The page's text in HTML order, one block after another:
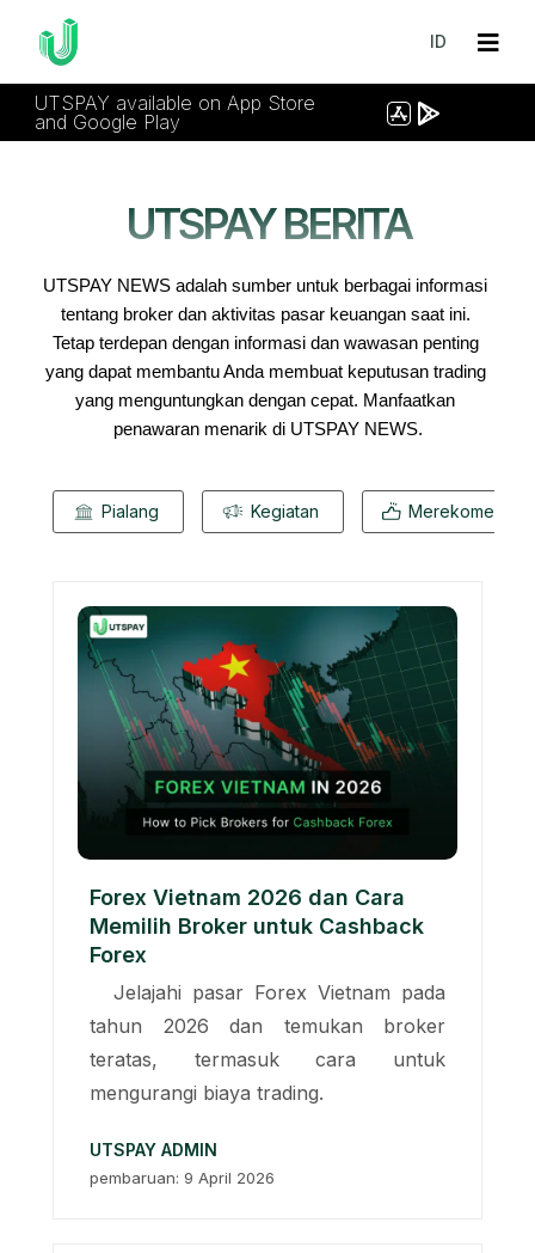
ID
UTSPAY available on App Store
and Google Play
UTSPAY BERITA
UTSPAY NEWS adalah sumber untuk berbagai informasi
Tetap terdepan dengan informasi dan wawasan penting
yang dapat membantu Anda membuat keputusan trading
yang menguntungkan dengan cepat. Manfaatkan
penawaran menarik di UTSPAY NEWS.
Pialang Kegiatan
Forex Vietnam 2026 dan Cara
Memilih Broker untuk Cashback
Forex
Jelajahi pasar Forex Vietnam pada
tahun 2026 dan temukan broker
teratas, termasuk cara untuk
mengurangi biaya trading.
UTSPAY ADMIN
pembaruan: 9 April 2026